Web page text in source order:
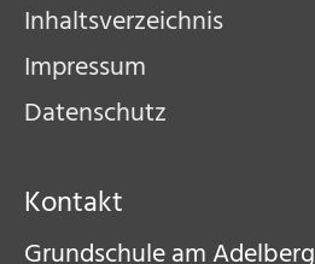
Inhaltsverzeichnis
Impressum
Datenschutz
Kontakt
Grundschule am Adelberg​